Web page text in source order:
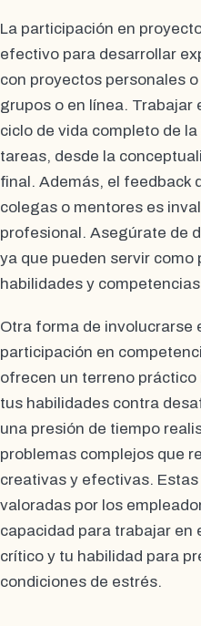
La participación en
efectivo para desarrollar
con proyectos personales
grupos o en línea. Trabajar
ciclo de vida completo de
tareas, desde la
final. Además, el feedback
colegas o mentores es
profesional. Asegúrate de
ya que pueden servir
habilidades y
Otra forma de involucrarse
participación en
ofrecen un terreno
tus habilidades contra
una presión de tiempo
problemas complejos que
creativas y efectivas.
valoradas por los
capacidad para trabajar en
crítico y tu habilidad para
condiciones de estrés.